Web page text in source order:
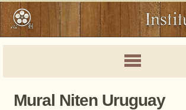
Mural Niten Uruguay